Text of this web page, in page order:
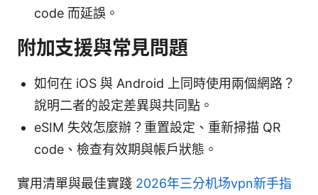
code 而延誤。
附加支援與常見問題
如何在 iOS 與 Android 上同時使用兩個網路？
說明二者的設定差異與共同點。
eSIM 失效怎麼辦？重置設定、重新掃描 QR
code、檢查有效期與帳戶狀態。
實用清單與最佳實踐 2026年三分机场vpn新手指